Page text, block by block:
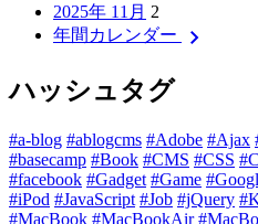
2025年 11月 2
年間カレンダー
chevron_right
ハッシュタグ
#a-blog #ablogcms #Adobe #Ajax
#basecamp #Book #CMS #CSS
#facebook #Gadget #Game
#iPod #JavaScript #Job #jQuery
#MacBook #MacBookAir